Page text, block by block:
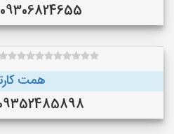
09306824655 (اردبیل )
همت
09352485898